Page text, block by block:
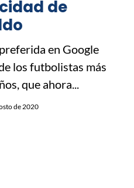
de
en Google
los futbolistas más
que ahora...
de 2020